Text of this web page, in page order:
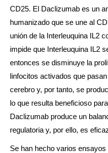
CD25. El Daclizumab es un
humanizado que se une al
unión de la Interleuquina IL2
impide que Interleuquina IL2
entonces se disminuye la
linfocitos activados que
cerebro y, por tanto, se
lo que resulta beneficioso
Daclizumab produce un
regulatoria y, por ello, es
Se han hecho varios